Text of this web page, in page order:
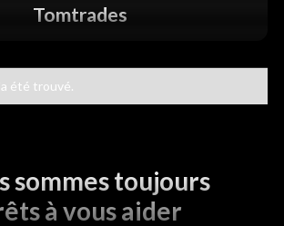
Tomtrades
été trouvé.
sommes toujours
à vous aider